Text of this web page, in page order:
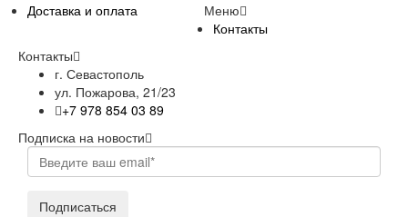
Меню
Доставка и оплата
Контакты
Контакты
г. Севастополь
ул. Пожарова, 21/23
+7 978 854 03 89
Подписка на новости
Подписаться